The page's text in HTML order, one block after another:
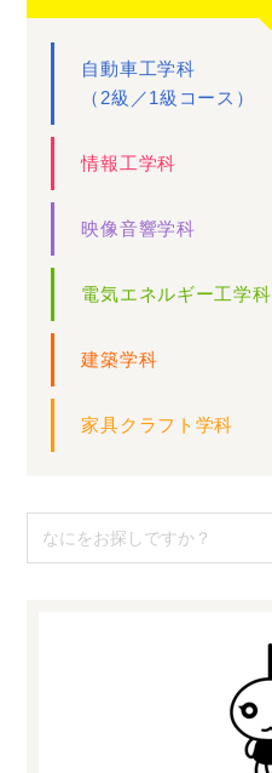
自動車工学科
（2級／1級コース）
情報工学科
映像音響学科
電気エネルギー工学科
建築学科
家具クラフト学科